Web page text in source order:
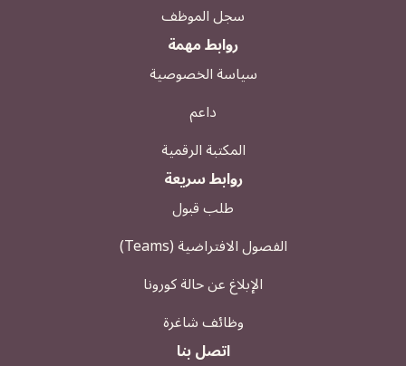
سجل الموظف
روابط مهمة
سياسة الخصوصية
داعم
المكتبة الرقمية
روابط سريعة
طلب قبول
الفصول الافتراضية (Teams)
الإبلاغ عن حالة كورونا
وظائف شاغرة
اتصل بنا